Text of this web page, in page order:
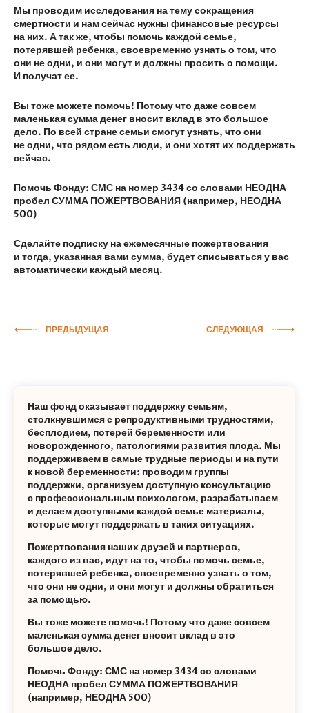
Мы проводим исследования на тему сокращения
смертности и нам сейчас нужны финансовые ресурсы
на них. А так же, чтобы помочь каждой семье,
потерявшей ребенка, своевременно узнать о том, что
они не одни, и они могут и должны просить о помощи.
И получат ее.
Вы тоже можете помочь! Потому что даже совсем
маленькая сумма денег вносит вклад в это большое
дело. По всей стране семьи смогут узнать, что они
не одни, что рядом есть люди, и они хотят их поддержать
сейчас.
Помочь Фонду: СМС на номер 3434 со словами НЕОДНА
пробел СУММА ПОЖЕРТВОВАНИЯ (например, НЕОДНА
500)
Сделайте подписку на ежемесячные пожертвования
и тогда, указанная вами сумма, будет списываться у вас
автоматически каждый месяц.
ПРЕДЫДУЩАЯ СЛЕДУЮЩАЯ
Наш фонд оказывает поддержку семьям,
столкнувшимся с репродуктивными трудностями,
бесплодием, потерей беременности или
новорожденного, патологиями развития плода. Мы
поддерживаем в самые трудные периоды и на пути
к новой беременности: проводим группы
поддержки, организуем доступную консультацию
с профессиональным психологом, разрабатываем
и делаем доступными каждой семье материалы,
которые могут поддержать в таких ситуациях.
Пожертвования наших друзей и партнеров,
каждого из вас, идут на то, чтобы помочь семье,
потерявшей ребенка, своевременно узнать о том,
что они не одни, и они могут и должны обратиться
за помощью.
Вы тоже можете помочь! Потому что даже совсем
маленькая сумма денег вносит вклад в это
большое дело.
Помочь Фонду: СМС на номер 3434 со словами
НЕОДНА пробел СУММА ПОЖЕРТВОВАНИЯ
(например, НЕОДНА 500)